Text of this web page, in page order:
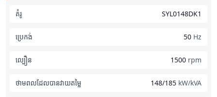
គំរូ SYL0148DK1
ប្រេកង់ 50 Hz
ល្បឿន 1500 rpm
ថាមពលដែលបានវាយតម្លៃ 148/185 kW/kVA